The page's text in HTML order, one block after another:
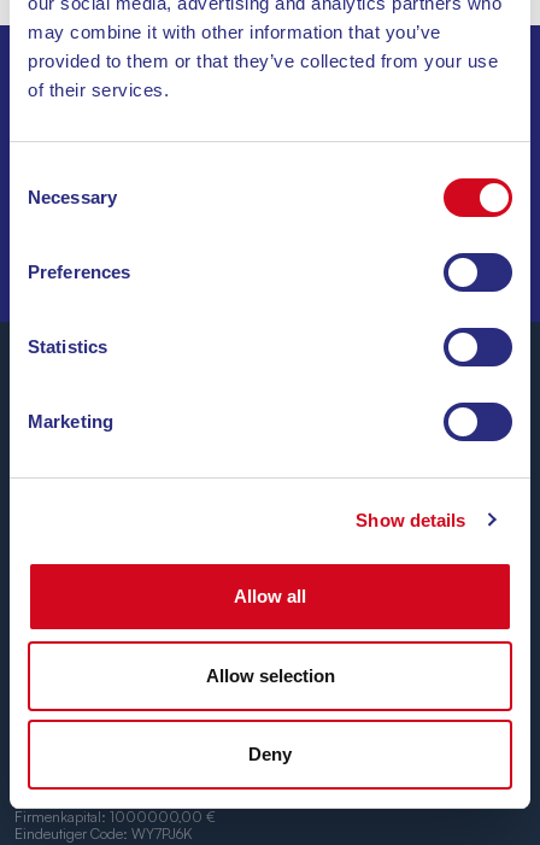
may combine it with other information that you’ve
provided to them or that they’ve collected from your use
of their services.
Selection
Necessary
Preferences
Statistics
Marketing
Show details
Allow all
Allow selection
Deny
ABONNIEREN SIE UNSEREN NEWSLETTER
Bis zu24 Überfahrten täglichdas ganze Jahr über zu
zwischen den Häfen von Piombino
Wir freuen uns, Sie an Bord begrüßen zu dürfen.
Firmensitz: Portoferraio (LI) Calata Italia 22
USt.-IdNr./St-IdNr.: IT01968710994
Firmenkapital: 1000000,00 €
Eindeutiger Code: WY7PJ6K